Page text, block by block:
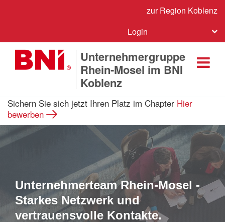
zur Region Koblenz
Login
Unternehmergruppe
Rhein-Mosel im BNI
Koblenz
Sichern Sie sich jetzt Ihren Platz im Chapter Hier
bewerben
Unternehmerteam Rhein-Mosel -
Starkes Netzwerk und
vertrauensvolle Kontakte.